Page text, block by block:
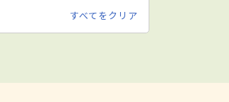
すべてをクリア